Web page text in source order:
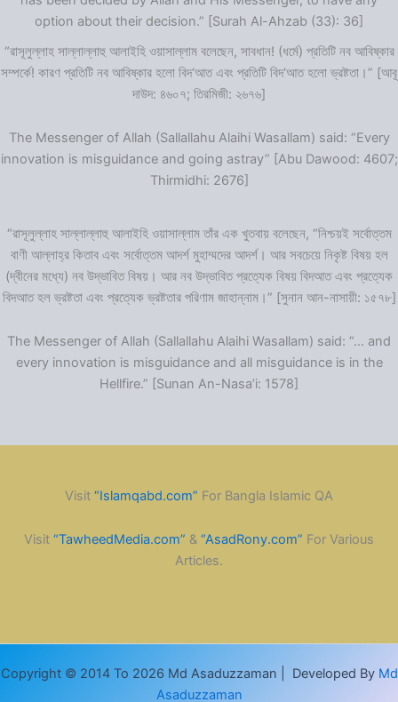
option about their decision.” [Surah Al-Ahzab (33): 36]
“রাসূলুল্লাহ সাল্লাল্লাহু আলাইহি ওয়াসাল্লাম বলেছেন, সাবধান! (ধর্মে) প্রতিটি নব আবিষ্কার
সম্পর্কে! কারণ প্রতিটি নব আবিষ্কার হলো বিদ‘আত এবং প্রতিটি বিদ‘আত হলো ভ্রষ্টতা।” [আবূ
দাউদ: ৪৬০৭; তিরমিজী: ২৬৭৬]
The Messenger of Allah (Sallallahu Alaihi Wasallam) said: “Every
innovation is misguidance and going astray” [Abu Dawood: 4607;
Thirmidhi: 2676]
“রাসূলুল্লাহ সাল্লাল্লাহু আলাইহি ওয়াসাল্লাম তাঁর এক খুতবায় বলেছেন, “নিশ্চয়ই সর্বোত্তম
বাণী আল্লাহ্‌র কিতাব এবং সর্বোত্তম আদর্শ মুহাম্মদের আদর্শ। আর সবচেয়ে নিকৃষ্ট বিষয় হল
(দ্বীনের মধ্যে) নব উদ্ভাবিত বিষয়। আর নব উদ্ভাবিত প্রত্যেক বিষয় বিদআত এবং প্রত্যেক
বিদআত হল ভ্রষ্টতা এবং প্রত্যেক ভ্রষ্টতার পরিণাম জাহান্নাম।” [সুনান আন-নাসায়ী: ১৫৭৮]
The Messenger of Allah (Sallallahu Alaihi Wasallam) said: “… and
every innovation is misguidance and all misguidance is in the
Hellfire.” [Sunan An-Nasa’i: 1578]
Visit “Islamqabd.com” For Bangla Islamic QA
Visit “TawheedMedia.com” & “AsadRony.com” For Various
Articles.
Copyright © 2014 To 2026 Md Asaduzzaman | Developed By Md
Asaduzzaman